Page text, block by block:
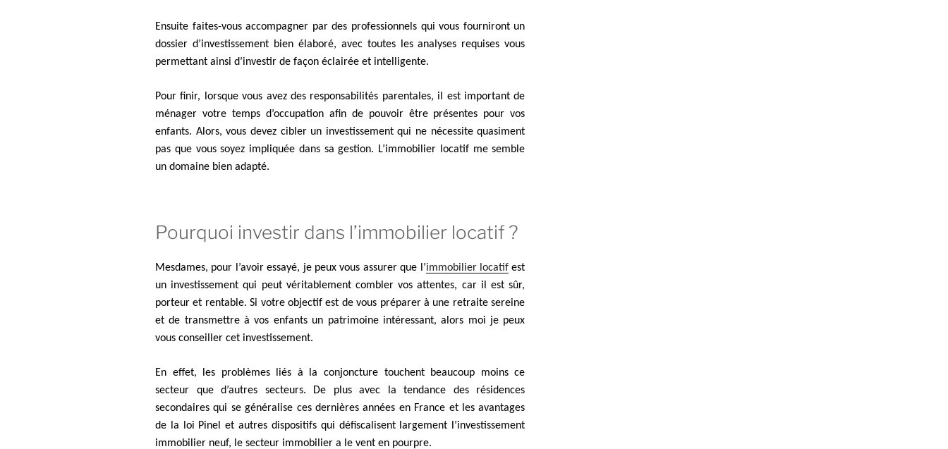
Ensuite faites-vous accompagner par des professionnels qui vous fourniront un
dossier d’investissement bien élaboré, avec toutes les analyses requises vous
permettant ainsi d’investir de façon éclairée et intelligente.
Pour finir, lorsque vous avez des responsabilités parentales, il est important de
ménager votre temps d’occupation afin de pouvoir être présentes pour vos
enfants. Alors, vous devez cibler un investissement qui ne nécessite quasiment
pas que vous soyez impliquée dans sa gestion. L’immobilier locatif me semble
un domaine bien adapté.
Pourquoi investir dans l’immobilier locatif ?
Mesdames, pour l’avoir essayé, je peux vous assurer que l’immobilier locatifest
un investissement qui peut véritablement combler vos attentes, car il est sûr,
porteur et rentable. Si votre objectif est de vous préparer à une retraite sereine
et de transmettre à vos enfants un patrimoine intéressant, alors moi je peux
vous conseiller cet investissement.
En effet, les problèmes liés à la conjoncture touchent beaucoup moins ce
secteur que d’autres secteurs. De plus avec la tendance des résidences
secondaires qui se généralise ces dernières années en France et les avantages
de la loi Pinel et autres dispositifs qui défiscalisent largement l’investissement
immobilier neuf, le secteur immobilier a le vent en pourpre.